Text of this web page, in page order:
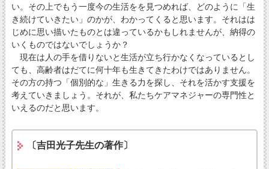
い。その上でもう一度今の生活をを見つめれば、どのように「生
き続けていきたい」のかが、わかってくると思います。それはは
じめに思い描いたものとは違っているかもしれませんが、納得の
いくものではないでしょうか？
現在は人の手を借りないと生活が立ち行かなくなっているとし
ても、高齢者はだてに何十年も生きてきたわけではありません。
その方の持つ「個別的な」生きる力を探し、それを活かす支援を
考えていきましょう。それが、私たちケアマネジャーの専門性と
いえるのだと思います。
〔吉田光子先生の著作〕